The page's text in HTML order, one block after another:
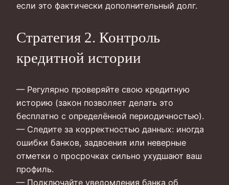
если это фактически дополнительный долг.
Стратегия 2. Контроль
кредитной истории
— Регулярно проверяйте свою кредитную
историю (закон позволяет делать это
бесплатно с определённой периодичностью).
— Следите за корректностью данных: иногда
ошибки банков, задвоения или неверные
отметки о просрочках сильно ухудшают ваш
профиль.
— Подключайте уведомления банка об